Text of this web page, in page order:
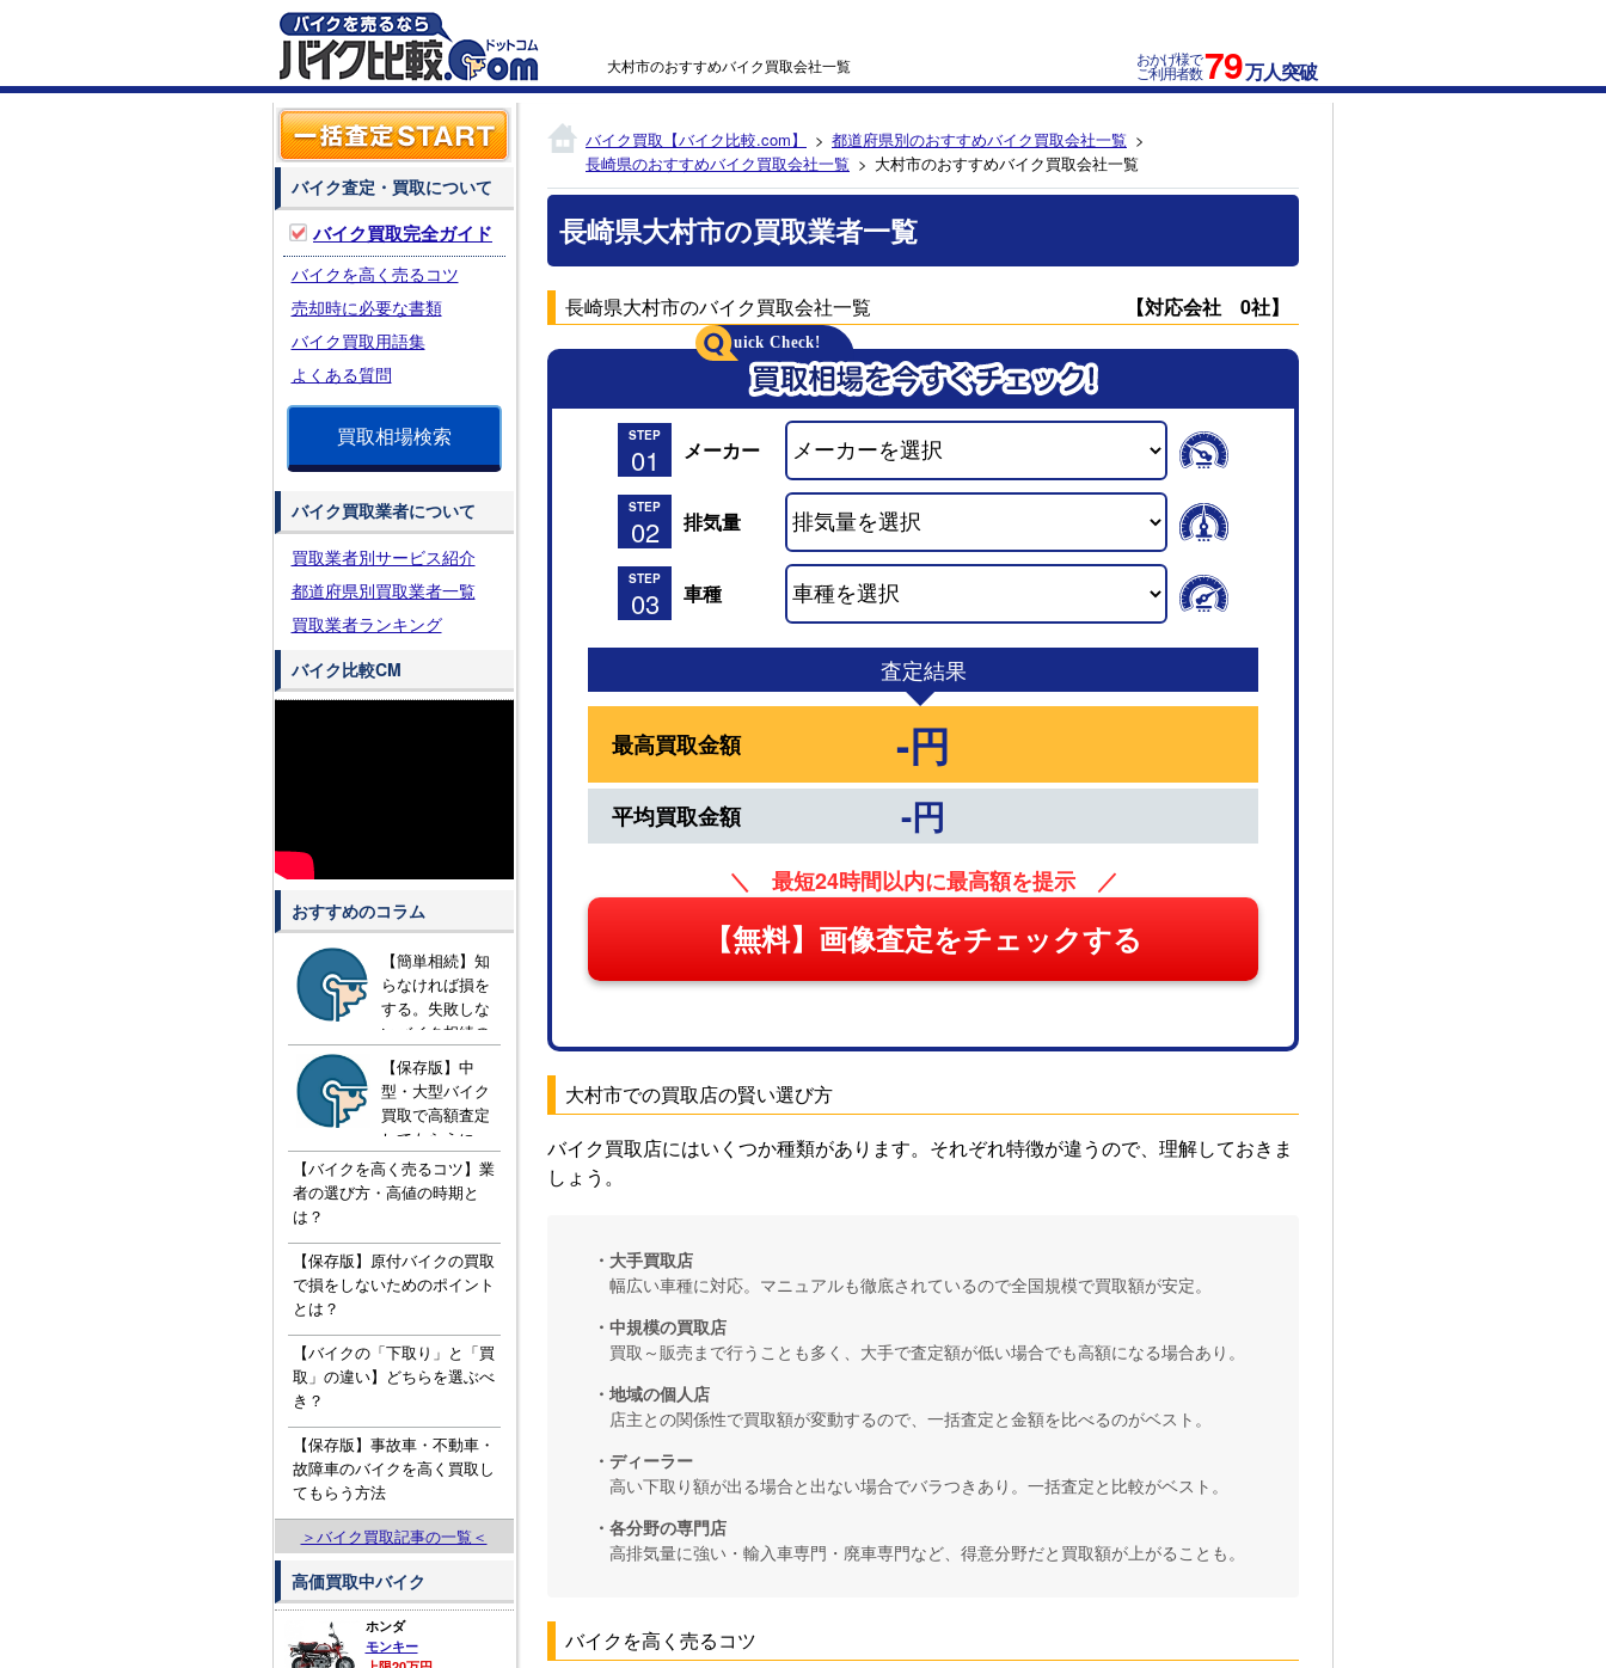
大村市のおすすめバイク買取会社一覧 おかげ様で
ご利用者数79万人突破
バイク買取【バイク比較.com】
都道府県別のおすすめバイク買取会社一覧
長崎県のおすすめバイク買取会社一覧
大村市のおすすめバイク買取会社一覧
長崎県大村市の買取業者一覧
長崎県大村市のバイク買取会社一覧 【対応会社 0社】
STEP
01 メーカー
STEP
02 排気量
STEP
03 車種
査定結果
最高買取金額 -円
平均買取金額 -円
＼ 最短24時間以内に最高額を提示 ／
【無料】画像査定をチェックする
大村市での買取店の賢い選び方
バイク買取店にはいくつか種類があります。それぞれ特徴が違うので、理解しておきま
しょう。
・大手買取店
幅広い車種に対応。マニュアルも徹底されているので全国規模で買取額が安定。
・中規模の買取店
買取～販売まで行うことも多く、大手で査定額が低い場合でも高額になる場合あり。
・地域の個人店
店主との関係性で買取額が変動するので、一括査定と金額を比べるのがベスト。
・ディーラー
高い下取り額が出る場合と出ない場合でバラつきあり。一括査定と比較がベスト。
・各分野の専門店
高排気量に強い・輸入車専門・廃車専門など、得意分野だと買取額が上がることも。
バイクを高く売るコツ
バイク査定・買取について
バイク買取完全ガイド
バイクを高く売るコツ
売却時に必要な書類
バイク買取用語集
よくある質問
買取相場検索
バイク買取業者について
買取業者別サービス紹介
都道府県別買取業者一覧
買取業者ランキング
バイク比較CM
おすすめのコラム
【簡単相続】知
らなければ損を
する。失敗しな
いバイク相続の
方法とは？
【保存版】中
型・大型バイク
買取で高額査定
してもらうに
は！？知ってお
きたい３つの知
【バイクを高く売るコツ】業
者の選び方・高値の時期と
は？
【保存版】原付バイクの買取
で損をしないためのポイント
とは？
【バイクの「下取り」と「買
取」の違い】どちらを選ぶべ
き？
【保存版】事故車・不動車・
故障車のバイクを高く買取し
てもらう方法
＞バイク買取記事の一覧＜
高価買取中バイク
ホンダ
モンキー